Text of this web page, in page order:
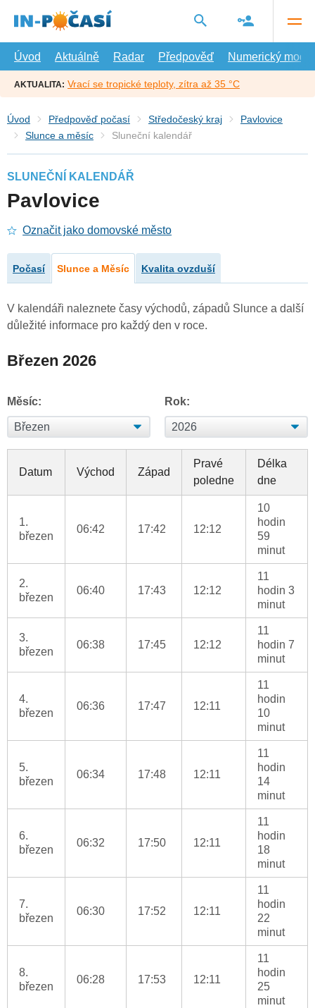
hlavní
Úvod
Aktuálně Radar Předpověď Numerický model
AKTUALITA: Vrací se tropické teploty, zítra až 35 °C
Úvod Předpověď počasí Středočeský kraj
Pavlovice
Slunce a měsíc
Sluneční kalendář
SLUNEČNÍ KALENDÁŘ
Pavlovice
Označit jako domovské město
Počasí Slunce a Měsíc Kvalita ovzduší
V kalendáři naleznete časy východů, západů Slunce a další
důležité informace pro každý den v roce.
Březen 2026
Měsíc: Rok:
Datum Východ Západ
Pravé
poledne
Délka
dne
1.
březen
06:42 17:42 12:12
10
hodin
59
minut
2.
březen
06:40 17:43 12:12
11
hodin 3
minut
3.
březen
06:38 17:45 12:12
11
hodin 7
minut
4.
březen
06:36 17:47 12:11
11
hodin
10
minut
5.
březen
06:34 17:48 12:11
11
hodin
14
minut
6.
březen
06:32 17:50 12:11
11
hodin
18
minut
7.
březen
06:30 17:52 12:11
11
hodin
22
minut
8.
březen
06:28 17:53 12:11
11
hodin
25
minut